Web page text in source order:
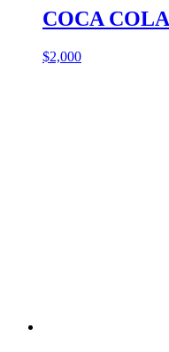
COCA
$2,000